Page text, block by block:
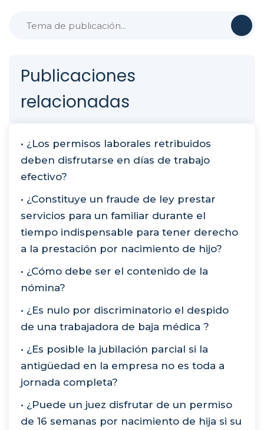
Publicaciones
relacionadas
• ¿Los permisos laborales retribuidos
deben disfrutarse en días de trabajo
efectivo?
• ¿Constituye un fraude de ley prestar
servicios para un familiar durante el
tiempo indispensable para tener derecho
a la prestación por nacimiento de hijo?
• ¿Cómo debe ser el contenido de la
nómina?
• ¿Es nulo por discriminatorio el despido
de una trabajadora de baja médica ?
• ¿Es posible la jubilación parcial si la
antigüedad en la empresa no es toda a
jornada completa?
• ¿Puede un juez disfrutar de un permiso
de 16 semanas por nacimiento de hija si su